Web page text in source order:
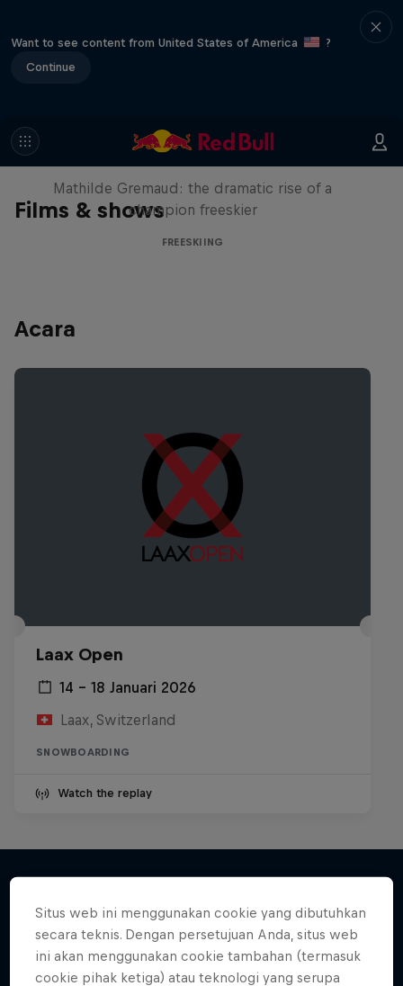
Want to see content from United States of America
?
Continue
Films & shows
She Who Flies
Mathilde Gremaud: the dramatic rise of a
champion freeskier
FREESKIING
Acara
Laax Open
14 – 18 Januari 2026
Laax, Switzerland
SNOWBOARDING
Watch the replay
Lebih banyak seperti ini
Situs web ini menggunakan cookie yang dibutuhkan
secara teknis. Dengan persetujuan Anda, situs web
ini akan menggunakan cookie tambahan (termasuk
cookie pihak ketiga) atau teknologi yang serupa